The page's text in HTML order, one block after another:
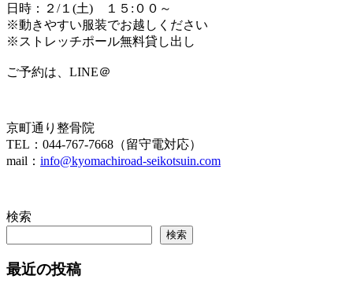
日時：２/１(土) １５:００～
※動きやすい服装でお越しください
※ストレッチポール無料貸し出し
ご予約は、LINE＠
京町通り整骨院
TEL：044-767-7668（留守電対応）
mail： info@kyomachiroad-seikotsuin.com
検索
検索
最近の投稿